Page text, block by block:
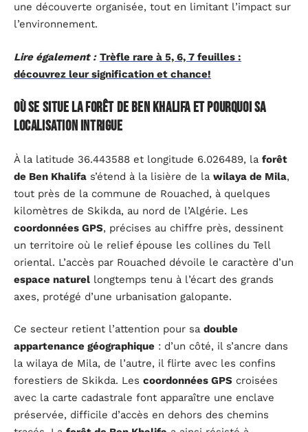
une découverte organisée, tout en limitant l’impact sur
l’environnement.
Lire également : Trèfle rare à 5, 6, 7 feuilles :
découvrez leur signification et chance!
Où se situe la forêt de Ben Khalifa et pourquoi sa
localisation intrigue
À la latitude 36.443588 et longitude 6.026489, la forêt
de Ben Khalifa s’étend à la lisière de la wilaya de Mila,
tout près de la commune de Rouached, à quelques
kilomètres de Skikda, au nord de l’Algérie. Les
coordonnées GPS, précises au chiffre près, dessinent
un territoire où le relief épouse les collines du Tell
oriental. L’accès par Rouached dévoile le caractère d’un
espace naturel longtemps tenu à l’écart des grands
axes, protégé d’une urbanisation galopante.
Ce secteur retient l’attention pour sa double
appartenance géographique : d’un côté, il s’ancre dans
la wilaya de Mila, de l’autre, il flirte avec les confins
forestiers de Skikda. Les coordonnées GPS croisées
avec la carte cadastrale font apparaître une enclave
préservée, difficile d’accès en dehors des chemins